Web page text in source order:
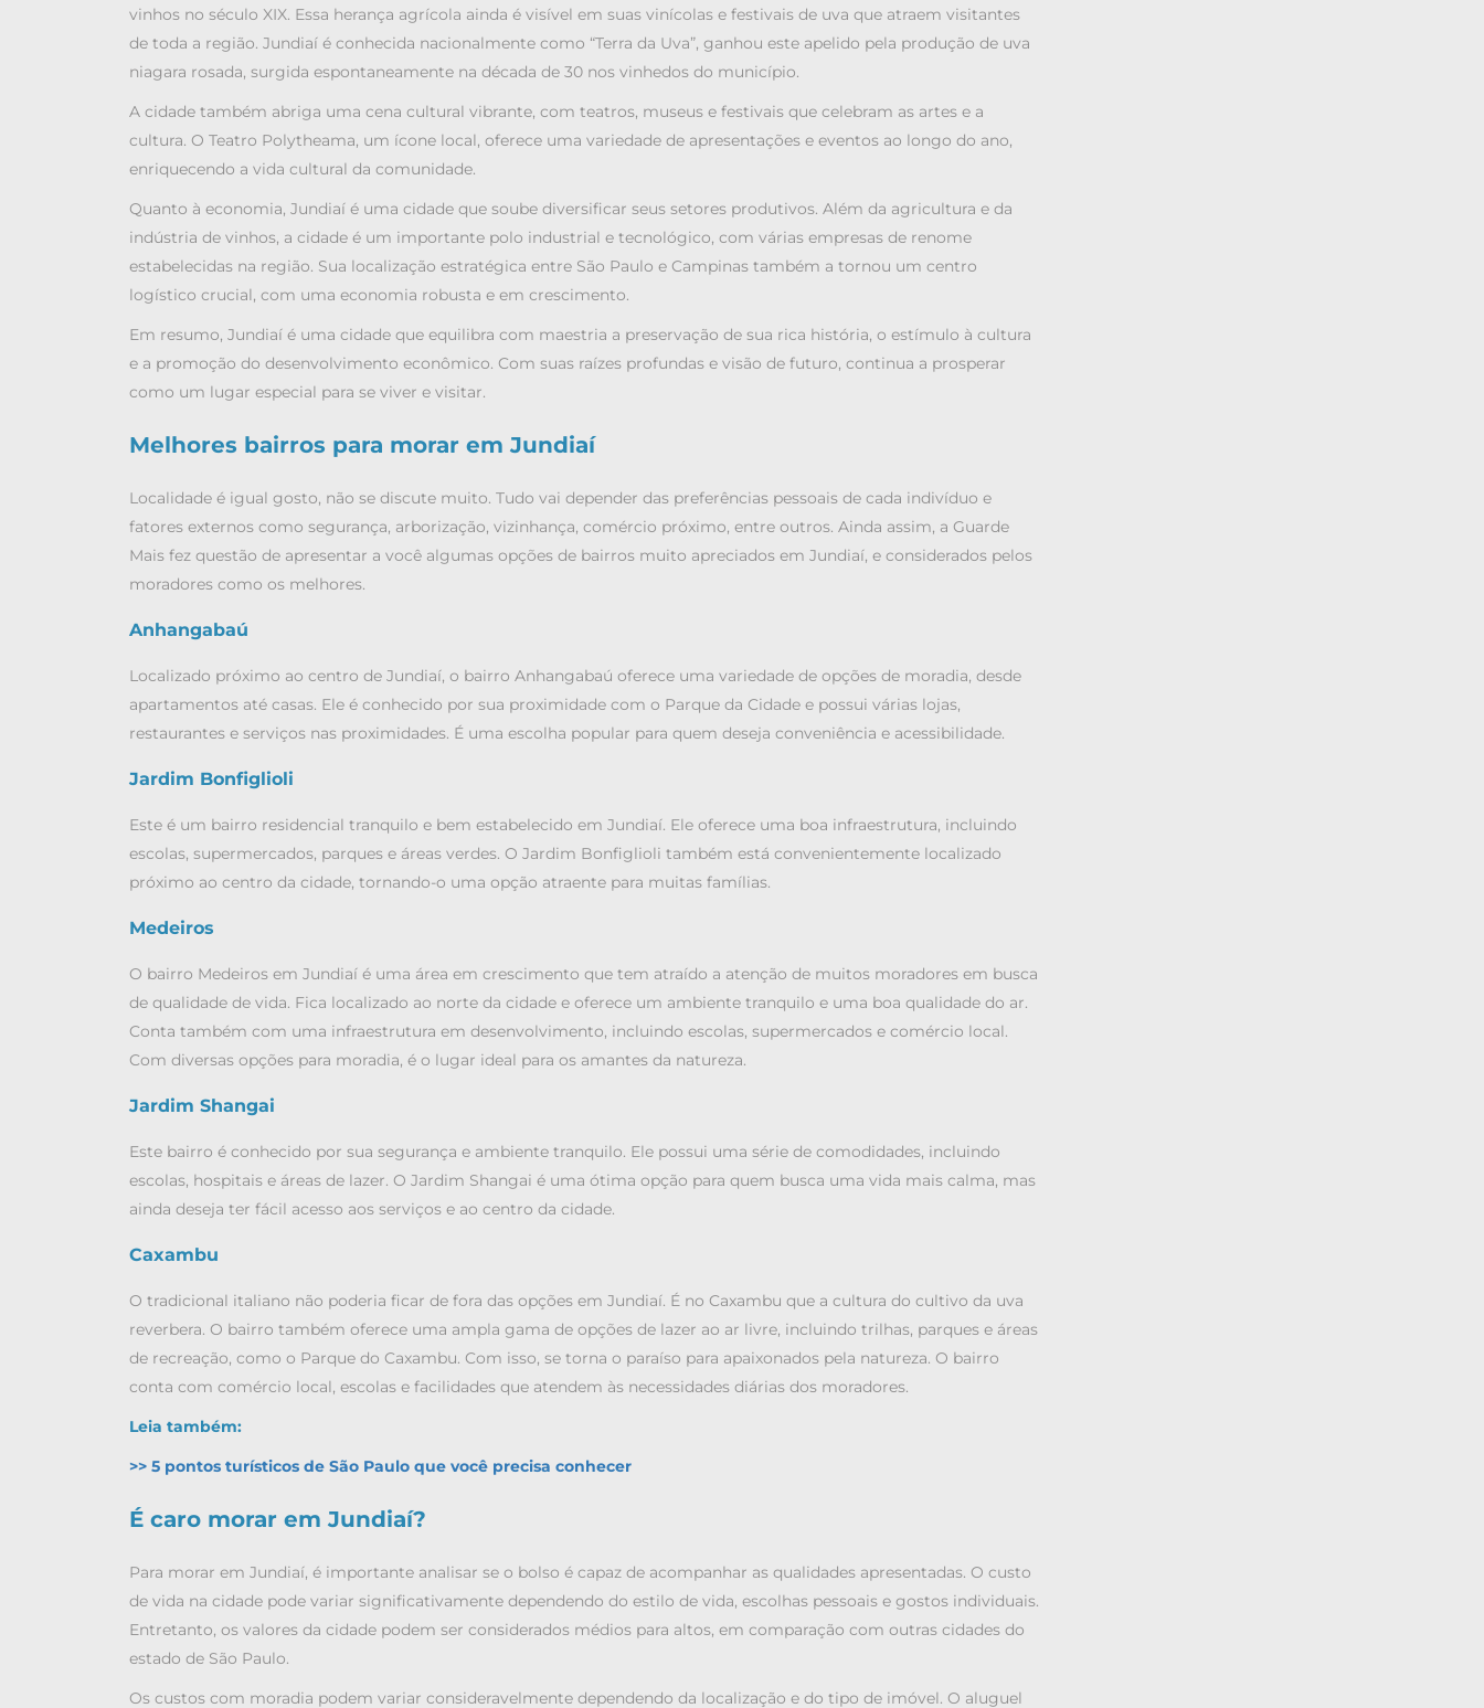
vinhos no século XIX. Essa herança agrícola ainda é visível em suas vinícolas e festivais de uva que atraem visitantes
de toda a região. Jundiaí é conhecida nacionalmente como “Terra da Uva”, ganhou este apelido pela produção de uva
niagara rosada, surgida espontaneamente na década de 30 nos vinhedos do município.
A cidade também abriga uma cena cultural vibrante, com teatros, museus e festivais que celebram as artes e a
cultura. O Teatro Polytheama, um ícone local, oferece uma variedade de apresentações e eventos ao longo do ano,
enriquecendo a vida cultural da comunidade.
Quanto à economia, Jundiaí é uma cidade que soube diversificar seus setores produtivos. Além da agricultura e da
indústria de vinhos, a cidade é um importante polo industrial e tecnológico, com várias empresas de renome
estabelecidas na região. Sua localização estratégica entre São Paulo e Campinas também a tornou um centro
logístico crucial, com uma economia robusta e em crescimento.
Em resumo, Jundiaí é uma cidade que equilibra com maestria a preservação de sua rica história, o estímulo à cultura
e a promoção do desenvolvimento econômico. Com suas raízes profundas e visão de futuro, continua a prosperar
como um lugar especial para se viver e visitar.
Melhores bairros para morar em Jundiaí
Localidade é igual gosto, não se discute muito. Tudo vai depender das preferências pessoais de cada indivíduo e
fatores externos como segurança, arborização, vizinhança, comércio próximo, entre outros. Ainda assim, a Guarde
Mais fez questão de apresentar a você algumas opções de bairros muito apreciados em Jundiaí, e considerados pelos
moradores como os melhores.
Anhangabaú
Localizado próximo ao centro de Jundiaí, o bairro Anhangabaú oferece uma variedade de opções de moradia, desde
apartamentos até casas. Ele é conhecido por sua proximidade com o Parque da Cidade e possui várias lojas,
restaurantes e serviços nas proximidades. É uma escolha popular para quem deseja conveniência e acessibilidade.
Jardim Bonfiglioli
Este é um bairro residencial tranquilo e bem estabelecido em Jundiaí. Ele oferece uma boa infraestrutura, incluindo
escolas, supermercados, parques e áreas verdes. O Jardim Bonfiglioli também está convenientemente localizado
próximo ao centro da cidade, tornando-o uma opção atraente para muitas famílias.
Medeiros
O bairro Medeiros em Jundiaí é uma área em crescimento que tem atraído a atenção de muitos moradores em busca
de qualidade de vida. Fica localizado ao norte da cidade e oferece um ambiente tranquilo e uma boa qualidade do ar.
Conta também com uma infraestrutura em desenvolvimento, incluindo escolas, supermercados e comércio local.
Com diversas opções para moradia, é o lugar ideal para os amantes da natureza.
Jardim Shangai
Este bairro é conhecido por sua segurança e ambiente tranquilo. Ele possui uma série de comodidades, incluindo
escolas, hospitais e áreas de lazer. O Jardim Shangai é uma ótima opção para quem busca uma vida mais calma, mas
ainda deseja ter fácil acesso aos serviços e ao centro da cidade.
Caxambu
O tradicional italiano não poderia ficar de fora das opções em Jundiaí. É no Caxambu que a cultura do cultivo da uva
reverbera. O bairro também oferece uma ampla gama de opções de lazer ao ar livre, incluindo trilhas, parques e áreas
de recreação, como o Parque do Caxambu. Com isso, se torna o paraíso para apaixonados pela natureza. O bairro
conta com comércio local, escolas e facilidades que atendem às necessidades diárias dos moradores.
Leia também:
>> 5 pontos turísticos de São Paulo que você precisa conhecer
É caro morar em Jundiaí?
Para morar em Jundiaí, é importante analisar se o bolso é capaz de acompanhar as qualidades apresentadas. O custo
de vida na cidade pode variar significativamente dependendo do estilo de vida, escolhas pessoais e gostos individuais.
Entretanto, os valores da cidade podem ser considerados médios para altos, em comparação com outras cidades do
estado de São Paulo.
Os custos com moradia podem variar consideravelmente dependendo da localização e do tipo de imóvel. O aluguel